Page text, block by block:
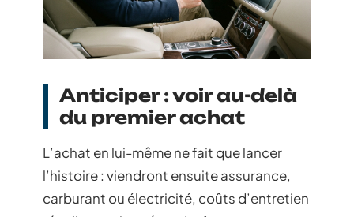
Anticiper : voir au-delà
du premier achat
L’achat en lui-même ne fait que lancer
l’histoire : viendront ensuite assurance,
carburant ou électricité, coûts d’entretien